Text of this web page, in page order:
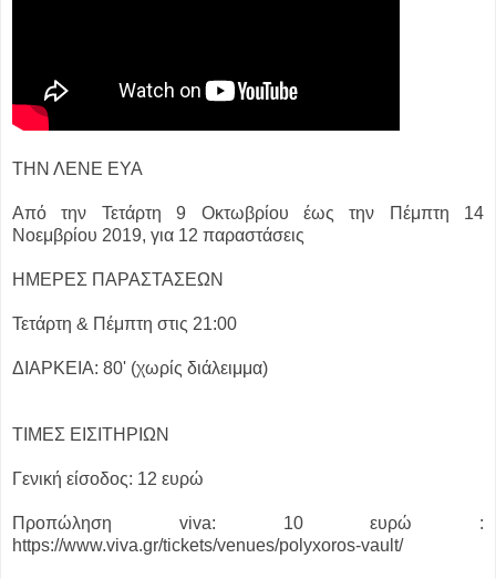
ΤΗΝ ΛΕΝΕ ΕΥΑ
Από την Τετάρτη 9 Οκτωβρίου έως την Πέμπτη 14
Νοεμβρίου 2019, για 12 παραστάσεις
ΗΜΕΡΕΣ ΠΑΡΑΣΤΑΣΕΩΝ
Τετάρτη & Πέμπτη στις 21:00
ΔΙΑΡΚΕΙΑ: 80' (χωρίς διάλειμμα)
ΤΙΜΕΣ ΕΙΣΙΤΗΡΙΩΝ
Γενική είσοδος: 12 ευρώ
Προπώληση viva: 10 ευρώ :
https://www.viva.gr/tickets/venues/polyxoros-vault/